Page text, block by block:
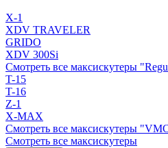
X-1
XDV TRAVELER
GRIDO
XDV 300Si
Смотреть все максискутеры
T-15
T-16
Z-1
X-MAX
Смотреть все максискутеры
Смотреть все максискутеры